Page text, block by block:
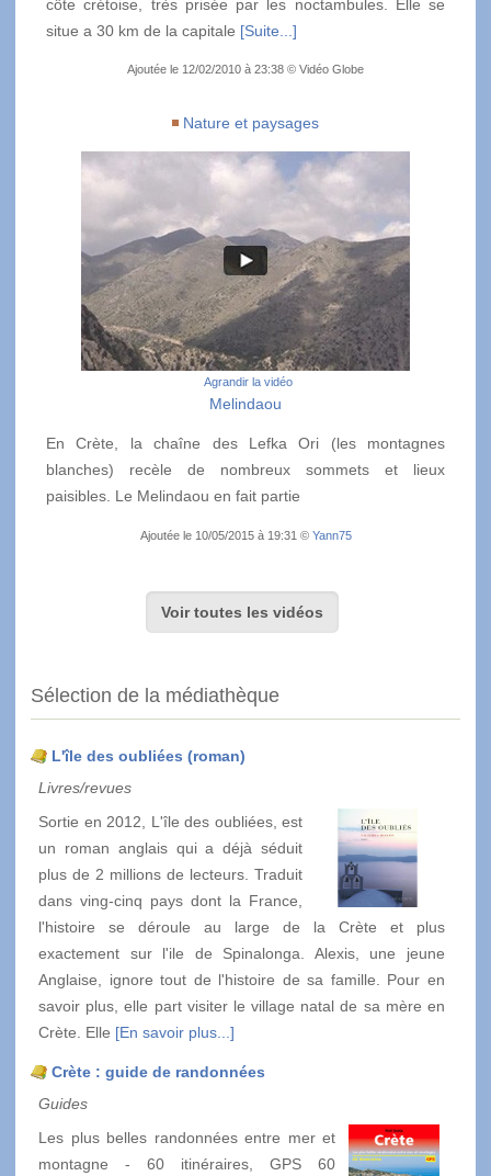
côte crétoise, très prisée par les noctambules. Elle se
situe a 30 km de la capitale [Suite...]
Ajoutée le 12/02/2010 à 23:38 © Vidéo Globe
Nature et paysages
Agrandir la vidéo
Melindaou
En Crète, la chaîne des Lefka Ori (les montagnes
blanches) recèle de nombreux sommets et lieux
paisibles. Le Melindaou en fait partie
Ajoutée le 10/05/2015 à 19:31 © Yann75
Voir toutes les vidéos
Sélection de la médiathèque
L'île des oubliées (roman)
Livres/revues
Sortie en 2012, L'île des oubliées, est
un roman anglais qui a déjà séduit
plus de 2 millions de lecteurs. Traduit
dans ving-cinq pays dont la France,
l'histoire se déroule au large de la Crète et plus
exactement sur l'ile de Spinalonga. Alexis, une jeune
Anglaise, ignore tout de l'histoire de sa famille. Pour en
savoir plus, elle part visiter le village natal de sa mère en
Crète. Elle [En savoir plus...]
Crète : guide de randonnées
Guides
Les plus belles randonnées entre mer et
montagne - 60 itinéraires, GPS 60